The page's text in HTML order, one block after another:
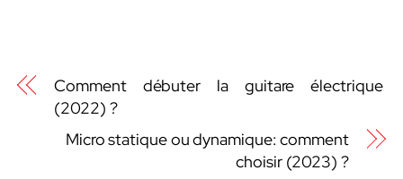
Comment débuter la guitare électrique
(2022) ?
Micro statique ou dynamique: comment
choisir (2023) ?